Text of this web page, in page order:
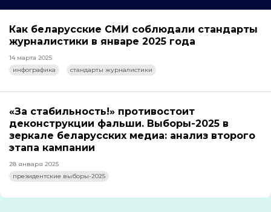
Как беларусские СМИ соблюдали стандарты
журналистики в январе 2025 года
14 марта 2025
инфографика
стандарты журналистики
«За стабильность!» противостоит
деконструкции фальши. Выборы-2025 в
зеркале беларусских медиа: анализ второго
этапа кампании
28 января 2025
президентские выборы-2025